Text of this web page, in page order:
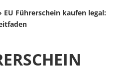
EU Führerschein kaufen legal: